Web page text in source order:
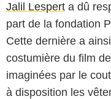
Jalil Lespert a dû
part de la fondation
Cette dernière a
costumière du film
imaginées par le
à disposition les